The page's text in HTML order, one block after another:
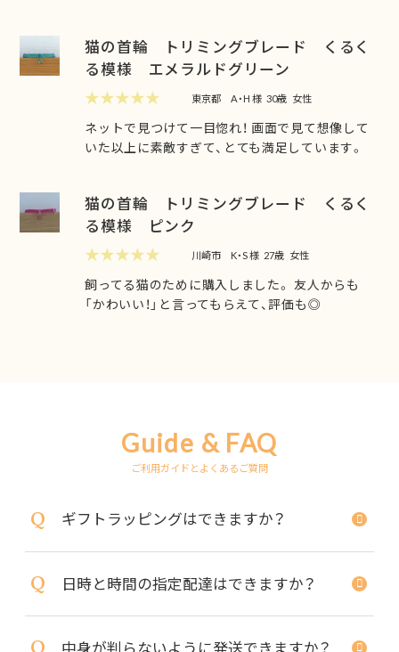
猫の首輪 トリミングブレード くるく
る模様 エメラルドグリーン
★★★★★
東京都 A・H 様 30歳 女性
ネットで見つけて一目惚れ！ 画面で見て想像して
いた以上に素敵すぎて、とても満足しています。
猫の首輪 トリミングブレード くるく
る模様 ピンク
★★★★★
川崎市 K・S 様 27歳 女性
飼ってる猫のために購入しました。 友人からも
「かわいい！」と言ってもらえて、評価も◎
Guide & FAQ
ご利用ガイドとよくあるご質問
Q ギフトラッピングはできますか？
Q 日時と時間の指定配達はできますか？
Q 中身が判らないように発送できますか？